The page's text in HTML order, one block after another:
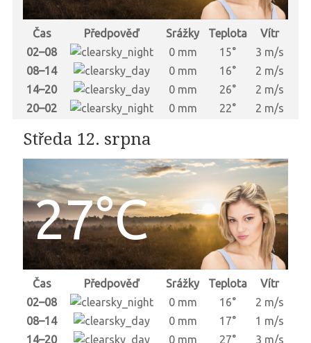
Čas Předpověď Srážky Teplota
Vítr
02–08
0 mm 15°
3 m/s
08–14
0 mm 16°
2 m/s
14–20
0 mm 26°
2 m/s
20–02
0 mm 22° 2 m/s
Středa 12. srpna
27°C
Čas Předpověď Srážky Teplota
Vítr
02–08
0 mm 16°
2 m/s
08–14
0 mm 17°
1 m/s
14–20
0 mm 27°
3 m/s